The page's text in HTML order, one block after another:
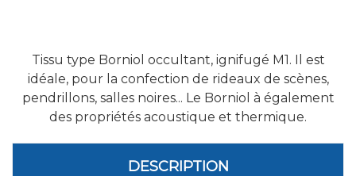
Tissu type Borniol occultant, ignifugé M1. Il est
idéale, pour la confection de rideaux de scènes,
pendrillons, salles noires... Le Borniol à également
des propriétés acoustique et thermique.
DESCRIPTION